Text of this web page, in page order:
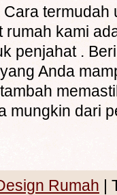
termudah
rumah kami
penjahat .
Anda
mungkin dari
Rumah |